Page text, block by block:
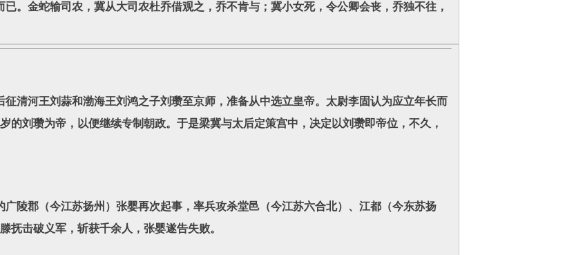
。金蛇输司农，冀从大司农杜乔借观之，乔不肯与；冀小女死，令公卿会丧，乔独不往，
河王刘蒜和渤海王刘鸿之子刘瓒至京师，准备从中选立皇帝。太尉李固认为应立年长而
的刘瓒为帝，以便继续专制朝政。于是梁冀与太后定策宫中，决定以刘瓒即帝位，不久，
陵郡（今江苏扬州）张婴再次起事，率兵攻杀堂邑（今江苏六合北）、江都（今东苏扬
抚击破义军，斩获千余人，张婴遂告失败。